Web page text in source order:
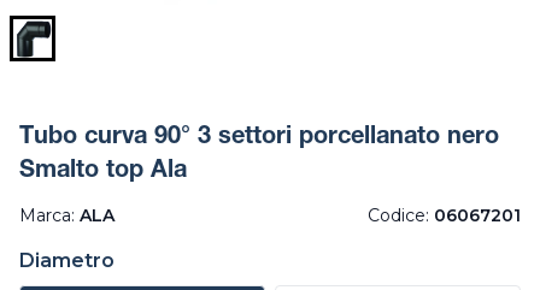
Tubo curva 90° 3 settori porcellanato nero
Smalto top Ala
Marca: ALA Codice: 06067201
Diametro